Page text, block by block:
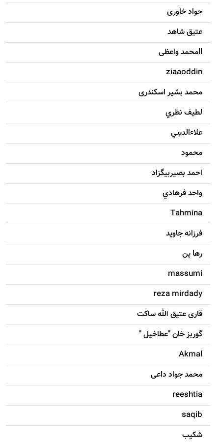
جواد خاوری
عتیق شاهد
llمحمد واعظی
ziaaoddin
محمد بشیر اسکندری
لطيف نظري
علاءالديني
محمود
احمد بصيربيگزاد
واحد فرهادي
Tahmina
فرزانه جاويد
رها پن
massumi
reza mirdady
قاری عتیق الله ساکت
گوربز خان "عطاخیل "
Akmal
محمد جواد داعی
reeshtia
saqib
شکيب